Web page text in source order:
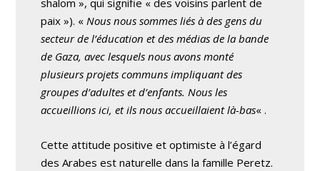
shalom », qui signifie « des voisins parlent de
paix »). «Nous nous sommes liés à des gens du
secteur de l’éducation et des médias de la bande
de Gaza, avec lesquels nous avons monté
plusieurs projets communs impliquant des
groupes d’adultes et d’enfants. Nous les
accueillions ici, et ils nous accueillaient là-bas« .
Cette attitude positive et optimiste à l’égard
des Arabes est naturelle dans la famille Peretz.